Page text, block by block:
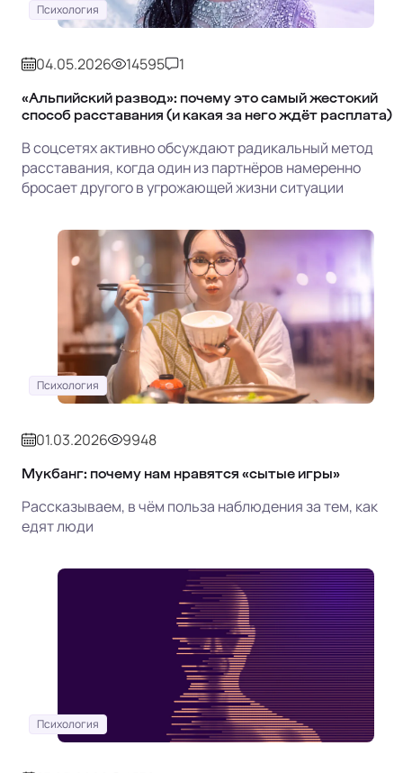
Психология
04.05.2026 14595 1
«Альпийский развод»: почему это самый жестокий
способ расставания (и какая за него ждёт расплата)
В соцсетях активно обсуждают радикальный метод
расставания, когда один из партнёров намеренно
бросает другого в угрожающей жизни ситуации
Психология
01.03.2026 9948
Мукбанг: почему нам нравятся «сытые игры»
Рассказываем, в чём польза наблюдения за тем, как
едят люди
Психология